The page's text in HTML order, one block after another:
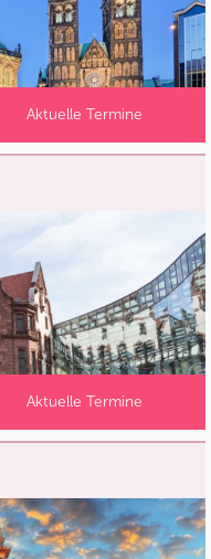
Aktuelle Termine
Aktuelle Termine